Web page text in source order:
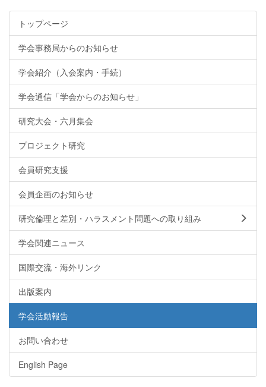
トップページ
学会事務局からのお知らせ
学会紹介（入会案内・手続）
学会通信「学会からのお知らせ」
研究大会・六月集会
プロジェクト研究
会員研究支援
会員企画のお知らせ
研究倫理と差別・ハラスメント問題への取り組み
学会関連ニュース
国際交流・海外リンク
出版案内
学会活動報告
お問い合わせ
English Page